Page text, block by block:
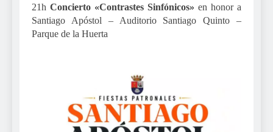
21h Concierto «Contrastes Sinfónicos» en honor a
Santiago Apóstol – Auditorio Santiago Quinto –
Parque de la Huerta